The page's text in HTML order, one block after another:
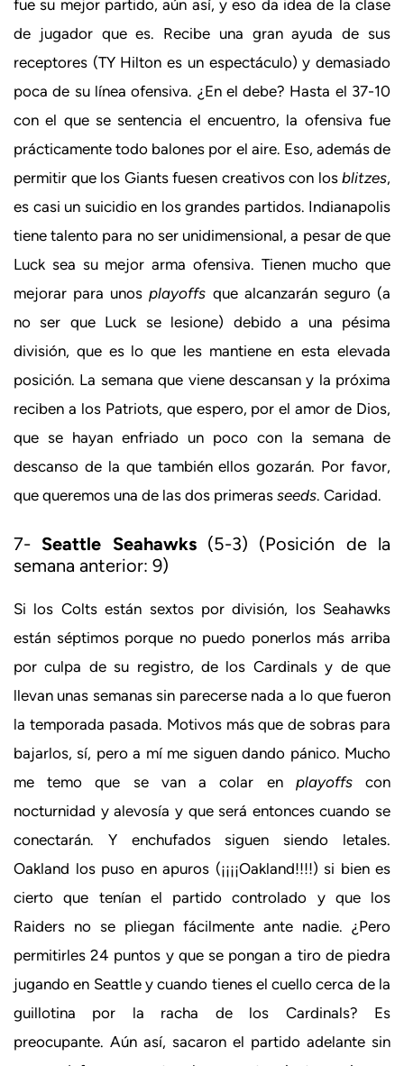
fue su mejor partido, aún así, y eso da idea de la clase
de jugador que es. Recibe una gran ayuda de sus
receptores (TY Hilton es un espectáculo) y demasiado
poca de su línea ofensiva. ¿En el debe? Hasta el 37-10
con el que se sentencia el encuentro, la ofensiva fue
prácticamente todo balones por el aire. Eso, además de
permitir que los Giants fuesen creativos con los blitzes,
es casi un suicidio en los grandes partidos. Indianapolis
tiene talento para no ser unidimensional, a pesar de que
Luck sea su mejor arma ofensiva. Tienen mucho que
mejorar para unosplayoffs que alcanzarán seguro (a
no ser que Luck se lesione) debido a una pésima
división, que es lo que les mantiene en esta elevada
posición. La semana que viene descansan y la próxima
reciben a los Patriots, que espero, por el amor de Dios,
que se hayan enfriado un poco con la semana de
descanso de la que también ellos gozarán. Por favor,
que queremos una de las dos primeras seeds. Caridad.
7- Seattle Seahawks(5-3) (Posición de la
semana anterior: 9)
Si los Colts están sextos por división, los Seahawks
están séptimos porque no puedo ponerlos más arriba
por culpa de su registro, de los Cardinals y de que
llevan unas semanas sin parecerse nada a lo que fueron
la temporada pasada. Motivos más que de sobras para
bajarlos, sí, pero a mí me siguen dando pánico. Mucho
me temo que se van a colar en playoffscon
nocturnidad y alevosía y que será entonces cuando se
conectarán. Y enchufados siguen siendo letales.
Oakland los puso en apuros (¡¡¡¡Oakland!!!!) si bien es
cierto que tenían el partido controlado y que los
Raiders no se pliegan fácilmente ante nadie. ¿Pero
permitirles 24 puntos y que se pongan a tiro de piedra
jugando en Seattle y cuando tienes el cuello cerca de la
guillotina por la racha de los Cardinals? Es
preocupante. Aún así, sacaron el partido adelante sin